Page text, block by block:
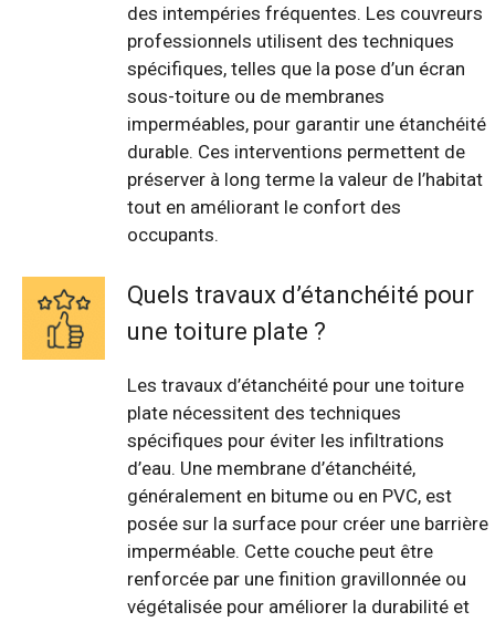
des intempéries fréquentes. Les couvreurs
professionnels utilisent des techniques
spécifiques, telles que la pose d’un écran
sous-toiture ou de membranes
imperméables, pour garantir une étanchéité
durable. Ces interventions permettent de
préserver à long terme la valeur de l’habitat
tout en améliorant le confort des
occupants.
Quels travaux d’étanchéité pour
une toiture plate ?
Les travaux d’étanchéité pour une toiture
plate nécessitent des techniques
spécifiques pour éviter les infiltrations
d’eau. Une membrane d’étanchéité,
généralement en bitume ou en PVC, est
posée sur la surface pour créer une barrière
imperméable. Cette couche peut être
renforcée par une finition gravillonnée ou
végétalisée pour améliorer la durabilité et